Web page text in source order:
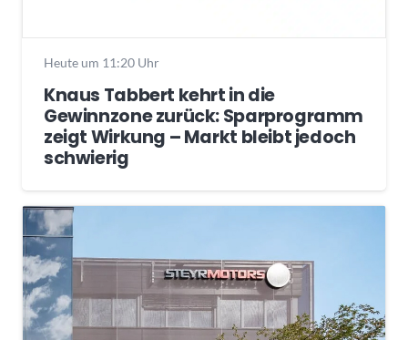
Heute um 11:20 Uhr
Knaus Tabbert kehrt in die
Gewinnzone zurück: Sparprogramm
zeigt Wirkung – Markt bleibt jedoch
schwierig